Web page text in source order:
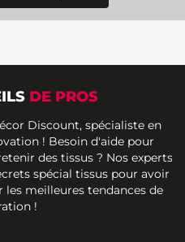
DE PROS
Discount, spécialiste en
! Besoin d'aide pour
des tissus ? Nos experts
spécial tissus pour avoir
meilleures tendances de
!